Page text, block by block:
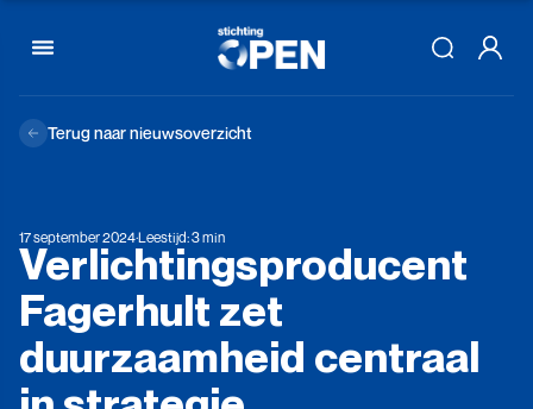
Terug naar nieuwsoverzicht
17 september 2024·Leestijd: 3 min
Verlichtingsproducent
Fagerhult zet
duurzaamheid centraal